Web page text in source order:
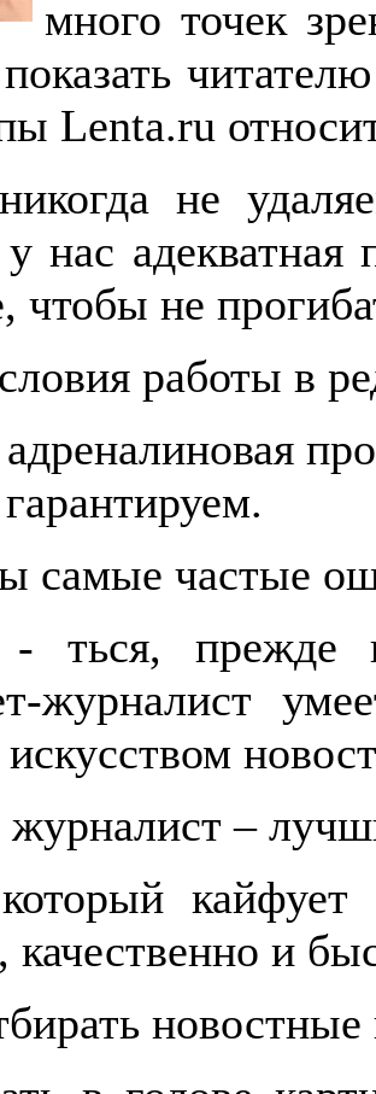
много точек
Lenta.ru
не
нас
чтобы не
работы в
самые частые
ться, прежде
журналист
искусством
журналист –
и